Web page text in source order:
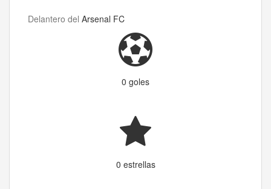
Delantero del Arsenal FC
0 goles
0 estrellas